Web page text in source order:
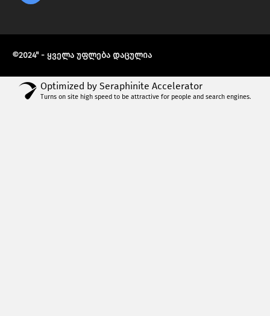
©2024" - ყველა უფლება დაცულია
Optimized by Seraphinite Accelerator
Turns on site high speed to be attractive for people and search engines.